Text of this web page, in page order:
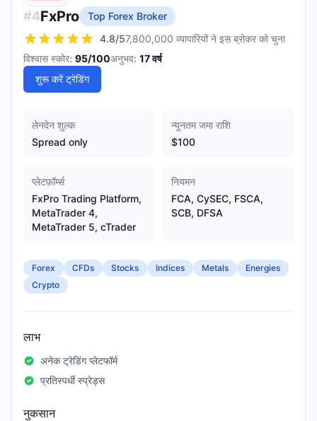
#4FxPro
Top Forex Broker
4.8/57,800,000 व्यापारियों ने इस ब्रोकर को चुना
विश्वास स्कोर: 95/100अनुभव: 17वर्ष
शुरू करें ट्रेडिंग
लेनदेन शुल्क
Spread only
न्यूनतम जमा राशि
$100
प्लेटफ़ॉर्म्स
FxPro Trading Platform,
MetaTrader 4,
MetaTrader 5, cTrader
नियमन
FCA, CySEC, FSCA,
SCB, DFSA
Forex CFDs Stocks Indices Metals
Energies
Crypto
लाभ
अनेक ट्रेडिंग प्लेटफॉर्म
प्रतिस्पर्धी स्प्रेड्स
नुकसान